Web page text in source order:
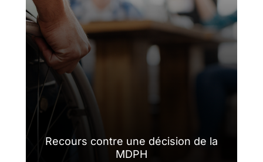
Recours contre une décision de la
MDPH